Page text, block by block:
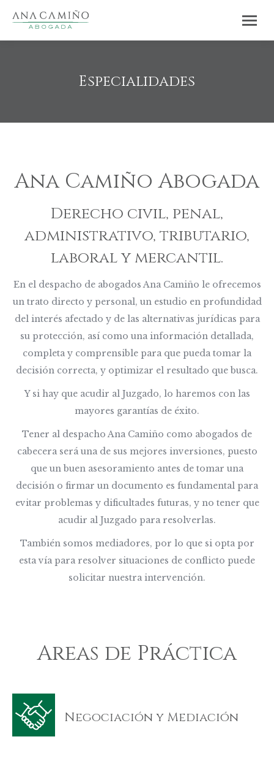
Especialidades
Ana Camiño Abogada
Derecho civil, penal,
administrativo, tributario,
laboral y mercantil.
En el despacho de abogados Ana Camiño le ofrecemos
un trato directo y personal, un estudio en profundidad
del interés afectado y de las alternativas jurídicas para
su protección, así como una información detallada,
completa y comprensible para que pueda tomar la
decisión correcta, y optimizar el resultado que busca.
Y si hay que acudir al Juzgado, lo haremos con las
mayores garantías de éxito.
Tener al despacho Ana Camiño como abogados de
cabecera será una de sus mejores inversiones, puesto
que un buen asesoramiento antes de tomar una
decisión o firmar un documento es fundamental para
evitar problemas y dificultades futuras, y no tener que
acudir al Juzgado para resolverlas.
También somos mediadores, por lo que si opta por
esta vía para resolver situaciones de conflicto puede
solicitar nuestra intervención.
Areas de Práctica
Negociación y Mediación